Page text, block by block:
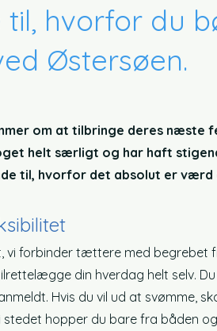
til, hvorfor du
Østersøen.
om at tilbringe deres næste
helt særligt og har haft
til, hvorfor det absolut er
vi forbinder tættere med begrebet
din hverdag helt selv.
Hvis du vil ud at svømme,
hopper du bare fra båden